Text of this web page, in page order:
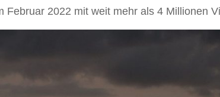
Februar 2022 mit weit mehr als 4 Millionen